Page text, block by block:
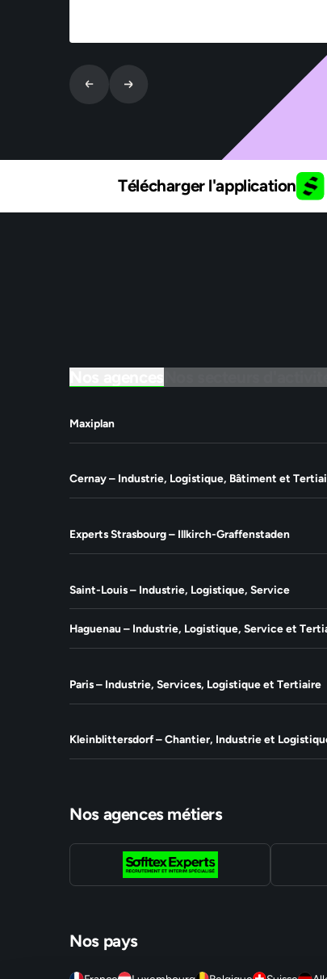
Télécharger l'application
Nos secteurs
Maxiplan
Cernay – Industrie, Logistique, Bâtiment et
Experts Strasbourg – Illkirch-Graffenstaden
Saint-Louis – Industrie, Logistique, Service
Haguenau – Industrie, Logistique, Service et
Paris – Industrie, Services, Logistique et Tertiaire
Kleinblittersdorf – Chantier, Industrie et
Nos agences métiers
Nos pays